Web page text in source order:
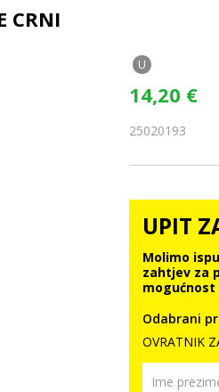
CRNI
U
14,20 €
25020193
UPIT
Molimo
zahtjev za
mogućnost
Odabrani
OVRATNIK